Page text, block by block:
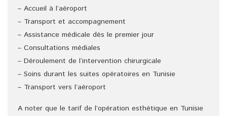
– Accueil à l’aéroport
– Transport et accompagnement
– Assistance médicale dès le premier jour
– Consultations médiales
– Déroulement de l‘intervention chirurgicale
– Soins durant les suites opératoires en Tunisie
– Transport vers l’aéroport
A noter que le tarif de l’opération esthétique en Tunisie